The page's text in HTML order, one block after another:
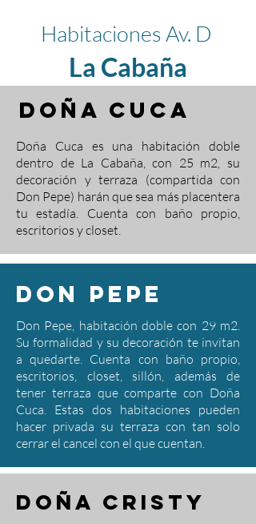
Habitaciones Av. D
La Cabaña
doña cuca
Doña Cuca es una habitación doble
dentro de La Cabaña, con 25 m2, su
decoración y terraza (compartida con
Don Pepe) harán que sea más placentera
tu estadía. Cuenta con baño propio,
escritorios y closet.
Don Pepe
Don Pepe, habitación doble con 29 m2.
Su formalidad y su decoración te invitan
a quedarte. Cuenta con baño propio,
escritorios, closet, sillón, además de
tener terraza que comparte con Doña
Cuca. Estas dos habitaciones pueden
hacer privada su terraza con tan solo
cerrar el cancel con el que cuentan.
doña cristy